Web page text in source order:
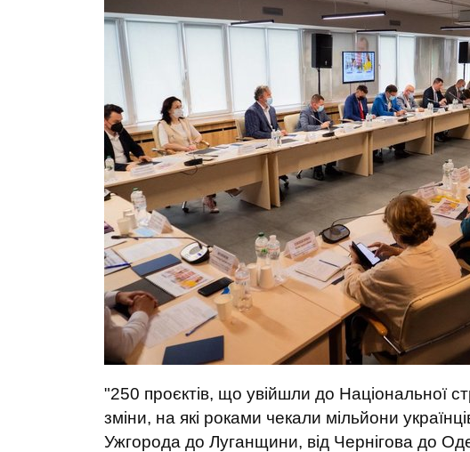
"250 проєктів, що увійшли до Національної
зміни, на які роками чекали мільйони
Ужгорода до Луганщини, від Чернігова до